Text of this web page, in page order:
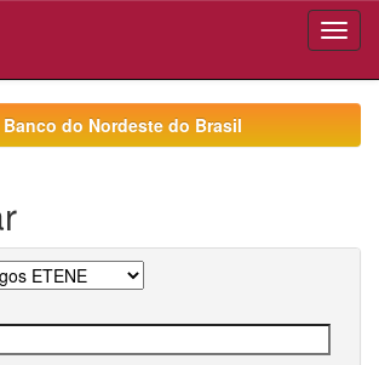
Banco do Nordeste do Brasil